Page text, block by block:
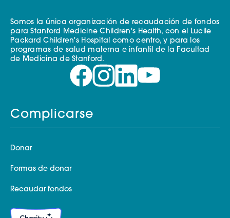
Somos la única organización de recaudación de fondos
para Stanford Medicine Children's Health, con el Lucile
Packard Children's Hospital como centro, y para los
programas de salud materna e infantil de la Facultad
de Medicina de Stanford.
Complicarse
Donar
Formas de donar
Recaudar fondos